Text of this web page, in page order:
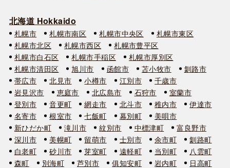
北海道 Hokkaido
札幌市 札幌市南区 札幌市中央区
札幌市東区
札幌市北区
札幌市西区
札幌市豊平区
札幌市白石区
札幌市手稲区
札幌市厚別区
札幌市清田区
旭川市 函館市 苫小牧市
釧路市
帯広市
北見市 小樽市 江別市
千歳市
岩見沢市
恵庭市 北広島市 石狩市
室蘭市
登別市
音更町 網走市 北斗市 稚内市
伊達市
名寄市
根室市 七飯町 幕別町
美唄市
新ひだか町
滝川市 紋別市 中標津町
富良野市
深川市
美幌町 留萌市 士別市 余市町
釧路町
白老町
砂川市 芽室町 遠軽町 当別町
八雲町
森町
別海町 芦別市 俱知安町 岩内町 日高町